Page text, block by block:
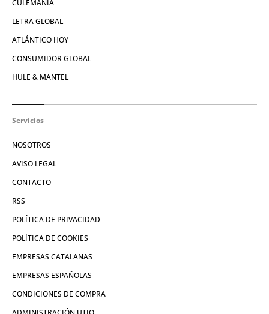
CULEMANÍA
LETRA GLOBAL
ATLÁNTICO HOY
CONSUMIDOR GLOBAL
HULE & MANTEL
Servicios
NOSOTROS
AVISO LEGAL
CONTACTO
RSS
POLÍTICA DE PRIVACIDAD
POLÍTICA DE COOKIES
EMPRESAS CATALANAS
EMPRESAS ESPAÑOLAS
CONDICIONES DE COMPRA